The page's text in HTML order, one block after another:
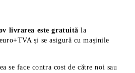
livrarea este gratuită la
și se asigură cu mașinile
se face contra cost de către noi sau